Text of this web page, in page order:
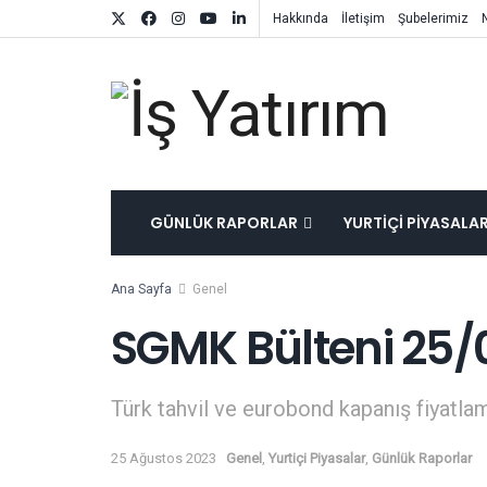
Hakkında İletişim Şubelerimiz
GÜNLÜK RAPORLAR YURTIÇI
Ana Sayfa Genel
SGMK Bülteni
Türk tahvil ve eurobond kapanış
25 Ağustos 2023 Genel Yurtiçi Piyasalar, Günlük Raporlar